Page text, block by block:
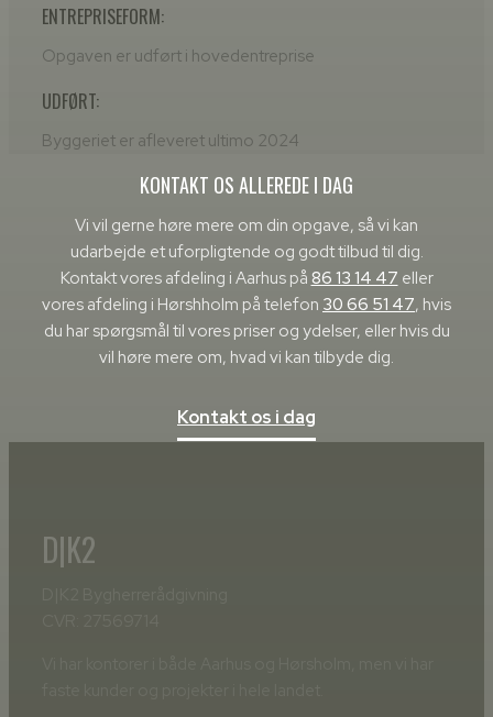
ENTREPRISEFORM:
Opgaven er udført i hovedentreprise
UDFØRT:
Byggeriet er afleveret ultimo 2024
KONTAKT OS ALLEREDE I DAG
​Vi vil gerne høre mere om din opgave, så vi kan
udarbejde et uforpligtende og godt tilbud til dig.
Kontakt vores afdeling i Aarhus på 86 13 14 47 eller
vores afdeling i Hørshholm på telefon 30 66 51 47, hvis
du har spørgsmål til vores priser og ydelser, eller hvis du
vil høre mere om, hvad vi kan tilbyde dig.
Kontakt os i dag
D|K2